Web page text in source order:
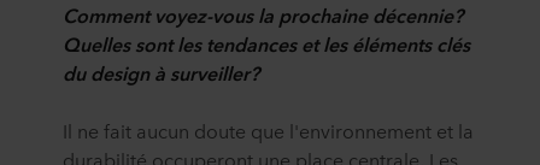
Comment voyez-vous la prochaine décennie?
Quelles sont les tendances et les éléments clés
du design à surveiller?
Il ne fait aucun doute que l'environnement et la
durabilité occuperont une place centrale. Les